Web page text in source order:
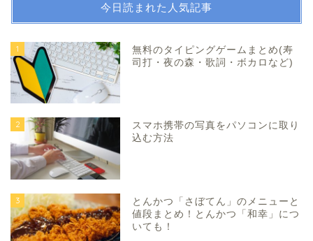
今日読まれた人気記事
1
無料のタイピングゲームまとめ(寿
司打・夜の森・歌詞・ボカロなど)
2
スマホ携帯の写真をパソコンに取り
込む方法
3
とんかつ「さぼてん」のメニューと
値段まとめ！とんかつ「和幸」につ
いても！